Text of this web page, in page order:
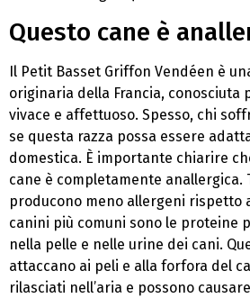
Questo cane è
Il Petit Basset Griffon Vendéen è
originaria della Francia, conosciuta
vivace e affettuoso. Spesso, chi
se questa razza possa essere
domestica. È importante chiarire
cane è completamente anallergica.
producono meno allergeni rispetto
canini più comuni sono le proteine
nella pelle e nelle urine dei cani.
attaccano ai peli e alla forfora del
rilasciati nell’aria e possono